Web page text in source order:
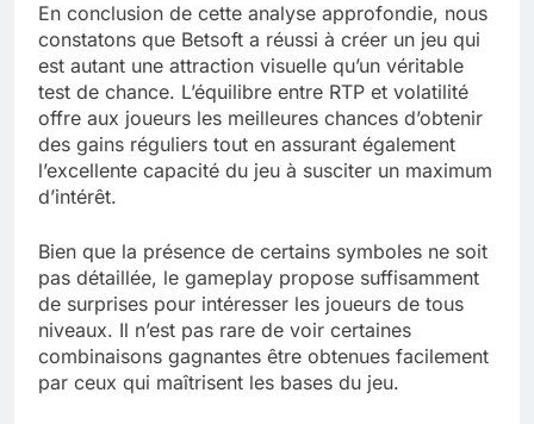
En conclusion de cette analyse approfondie, nous
constatons que Betsoft a réussi à créer un jeu qui
est autant une attraction visuelle qu’un véritable
test de chance. L’équilibre entre RTP et volatilité
offre aux joueurs les meilleures chances d’obtenir
des gains réguliers tout en assurant également
l’excellente capacité du jeu à susciter un maximum
d’intérêt.
Bien que la présence de certains symboles ne soit
pas détaillée, le gameplay propose suffisamment
de surprises pour intéresser les joueurs de tous
niveaux. Il n’est pas rare de voir certaines
combinaisons gagnantes être obtenues facilement
par ceux qui maîtrisent les bases du jeu.